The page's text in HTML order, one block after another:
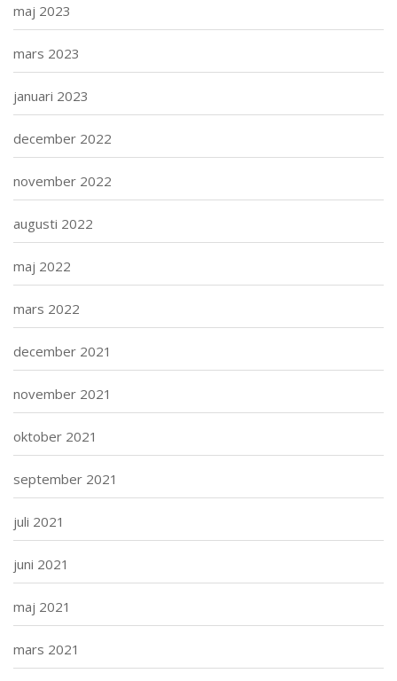
maj 2023
mars 2023
januari 2023
december 2022
november 2022
augusti 2022
maj 2022
mars 2022
december 2021
november 2021
oktober 2021
september 2021
juli 2021
juni 2021
maj 2021
mars 2021